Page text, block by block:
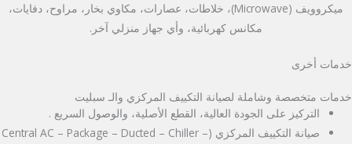
ميكروويف (Microwave)، خلاطات، عصارات، مكاوي بخار، مراوح، دفايات،
مكانس كهربائية، وأي جهاز منزلي آخر.
خدمات أخرى
خدمات متخصصة وشاملة لصيانة التكييف المركزي والـ سبليت
التركيز على الجودة العالية، القطع الأصلية، والوصول السريع .
صيانة التكييف المركزي (Central AC – Package – Ducted – Chiller –